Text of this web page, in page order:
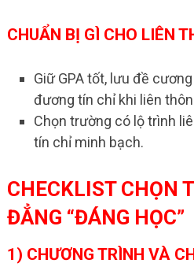
CHUẨN BỊ GÌ CHO LIÊN
Giữ GPA tốt, lưu đề
đương tín chỉ khi liên
Chọn trường có lộ trình
tín chỉ minh bạch.
CHECKLIST CHỌN
ĐẲNG “ĐÁNG HỌC”
1) CHƯƠNG TRÌNH VÀ